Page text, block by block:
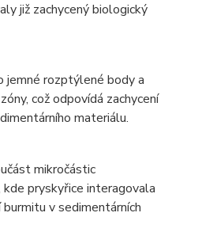
již zachycený biologický
jemné rozptýlené body a
což odpovídá zachycení
materiálu.
mikročástic
pryskyřice interagovala
v sedimentárních